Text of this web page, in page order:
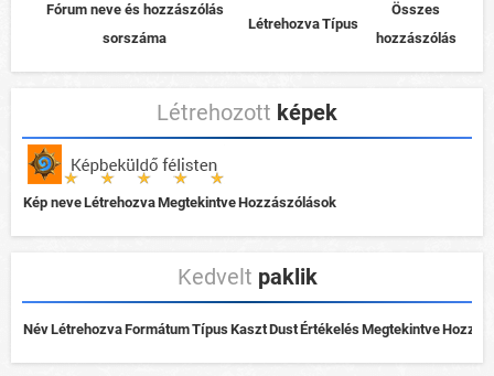
Fórum neve és hozzászólás
sorszáma
LétrehozvaTípus
Összes
hozzászólás
Létrehozott képek
Kép neveLétrehozvaMegtekintveHozzászólások
Kedvelt paklik
NévLétrehozvaFormátumTípusKasztDustÉrtékelésMegtekintve